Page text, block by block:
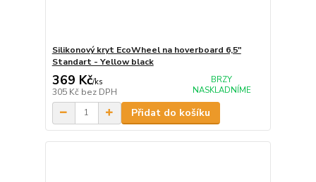
Silikonový kryt EcoWheel na hoverboard 6,5"
Standart - Yellow black
369 Kč/ks
305 Kč bez DPH
BRZY
NASKLADNÍME
Přidat do košíku